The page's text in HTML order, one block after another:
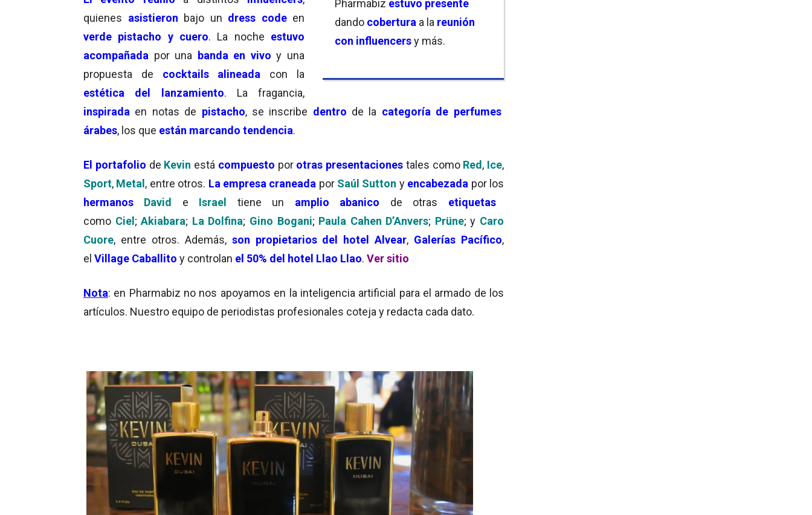
Pharmabiz estuvo presente
dando cobertura a la reunión
con influencersy más.
quienes asistieron bajo un dress code en
verde pistacho y cuero. La noche estuvo
acompañada por una banda en vivoy una
propuesta de cocktails alineada con la
estética del lanzamiento. La fragancia,
inspirada en notas de pistacho, se inscribe dentro de la categoría de perfumes
árabes, los que están marcando tendencia.
El portafolio de Kevin está compuesto porotras presentaciones tales como Red, Ice,
Sport, Metal, entre otros. La empresa craneada por Saúl Sutton y encabezada por los
hermanos
David e Israel tiene un amplio abanico de otras etiquetas
como Ciel;Akiabara; La Dolfina; Gino Bogani; Paula Cahen D’Anvers; Prüne; y Caro
Cuore, entre otros. Además, son propietarios del hotel Alvear, Galerías Pacífico,
el Village Caballito y controlan el 50% del hotel Llao Llao. Ver sitio
Nota: en Pharmabiz no nos apoyamos en la inteligencia artificial para el armado de los
artículos. Nuestro equipo de periodistas profesionales coteja y redacta cada dato.